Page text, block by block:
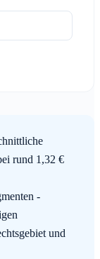
rund 1,32 €
-
und